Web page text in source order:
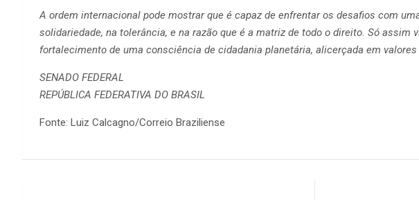
A ordem internacional pode mostrar que é capaz de enfrentar os desafios com
solidariedade, na tolerância, e na razão que é a matriz de todo o direito. Só assim
fortalecimento de uma consciência de cidadania planetária, alicerçada em valores
SENADO FEDERAL
REPÚBLICA FEDERATIVA DO BRASIL
Fonte: Luiz Calcagno/Correio Braziliense